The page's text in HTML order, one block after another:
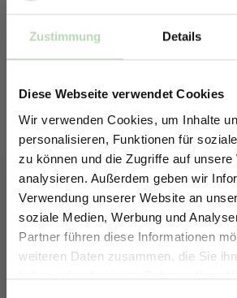
Zustimmung Details
Diese Webseite verwendet Cookies
Wir verwenden Cookies, um Inhalte
personalisieren, Funktionen für
zu können und die Zugriffe auf unsere
analysieren. Außerdem geben wir
Verwendung unserer Website an
soziale Medien, Werbung und
Partner führen diese Informationen
weiteren Daten zusammen, die Sie
haben oder die sie im Rahmen Ihrer
Keine passende Größe
Erstelle in nur 4 Schritten
individuelle Rückwand
ERHALTE 5%
DEINE